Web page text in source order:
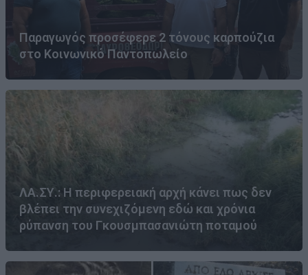
Παραγωγός προσέφερε 2 τόνους καρπούζια
στο Κοινωνικό Παντοπωλείο
ΛΑ.ΣΥ.: Η περιφερειακή αρχή κάνει πως δεν
βλέπει την συνεχιζόμενη εδώ και χρόνια
ρύπανση του Γκουσμπασανιώτη ποταμού